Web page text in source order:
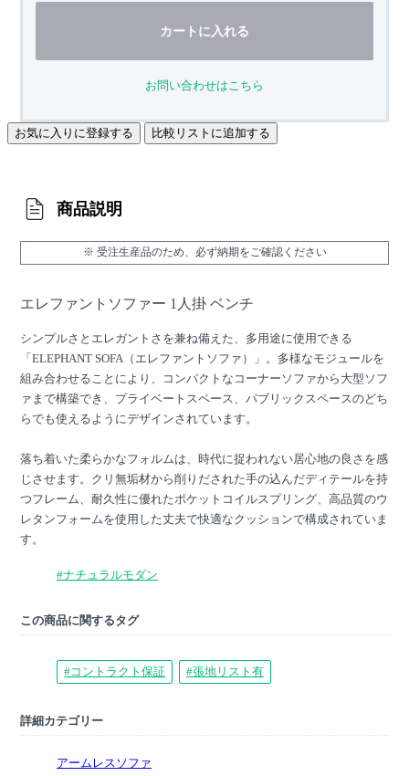
カートに入れる
お問い合わせはこちら
お気に入りに登録する 比較リストに追加する
商品説明
※ 受注生産品のため、必ず納期をご確認ください
エレファントソファー 1人掛 ベンチ
シンプルさとエレガントさを兼ね備えた、多用途に使用できる
「ELEPHANT SOFA（エレファントソファ）」。多様なモジュールを
組み合わせることにより、コンパクトなコーナーソファから大型ソフ
ァまで構築でき、プライベートスペース、パブリックスペースのどち
らでも使えるようにデザインされています。
落ち着いた柔らかなフォルムは、時代に捉われない居心地の良さを感
じさせます。クリ無垢材から削りだされた手の込んだディテールを持
つフレーム、耐久性に優れたポケットコイルスプリング、高品質のウ
レタンフォームを使用した丈夫で快適なクッションで構成されていま
す。
#ナチュラルモダン
この商品に関するタグ
#コントラクト保証 #張地リスト有
詳細カテゴリー
アームレスソファ